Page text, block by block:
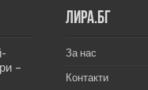
–
Лира.бг
За нас
Контакти